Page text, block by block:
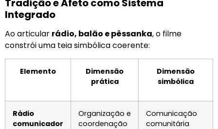
Tradição e Afeto como Sistema
Integrado
Ao articular rádio, balão e pêssanka, o filme
constrói uma teia simbólica coerente:
Elemento
Dimensão
prática
Dimensão
simbólica
Rádio
comunicador
Organização e
coordenação
Comunicação
comunitária